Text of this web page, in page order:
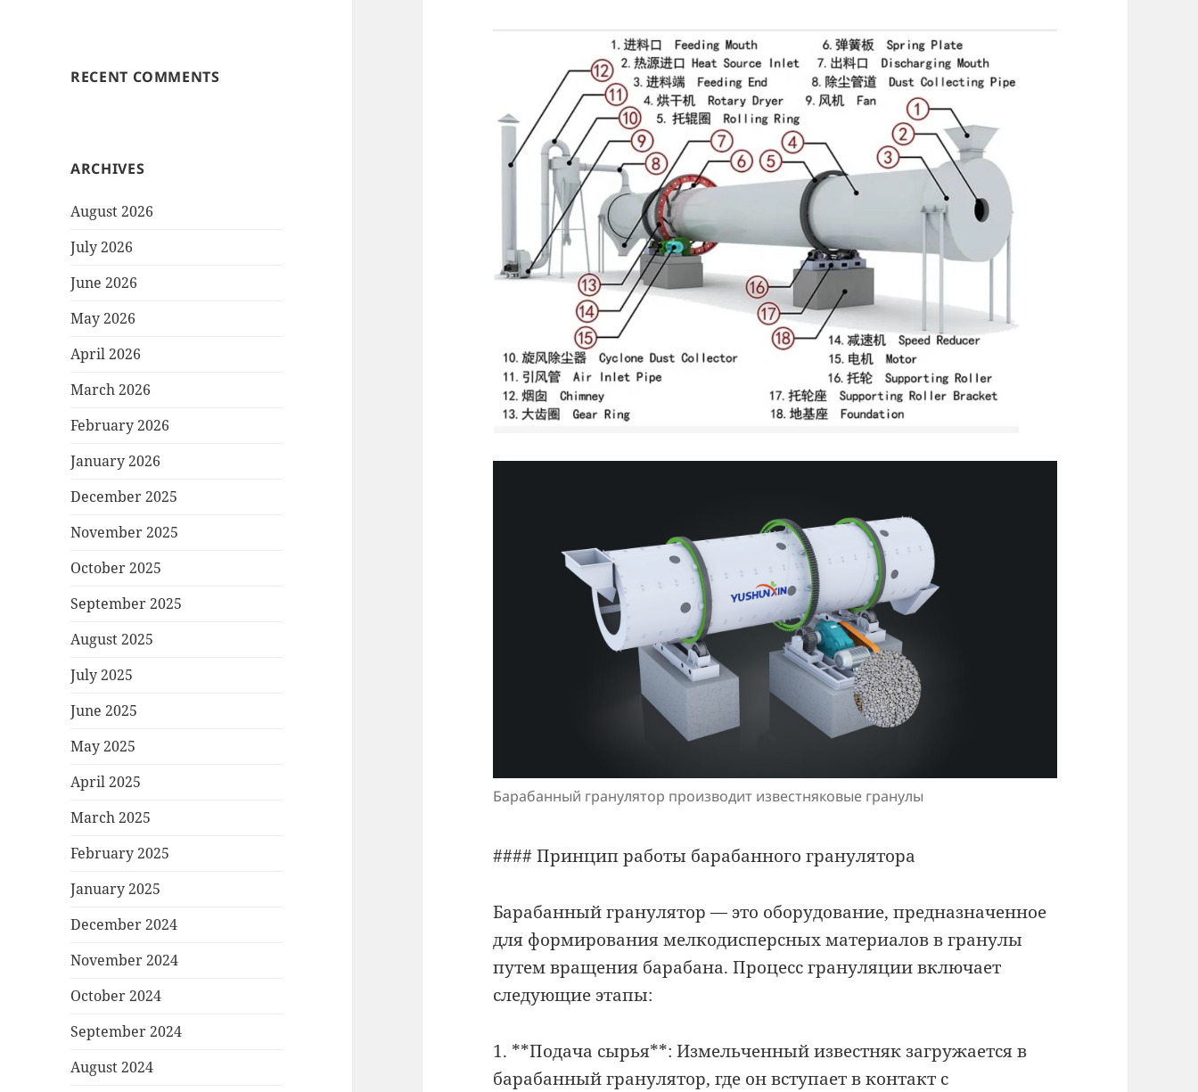
RECENT COMMENTS
ARCHIVES
August 2026
July 2026
June 2026
May 2026
April 2026
March 2026
February 2026
January 2026
December 2025
November 2025
October 2025
September 2025
August 2025
July 2025
June 2025
May 2025
April 2025
March 2025
February 2025
January 2025
December 2024
November 2024
October 2024
September 2024
August 2024
Барабанный гранулятор производит известняковые гранулы
#### Принцип работы барабанного гранулятора
Барабанный гранулятор — это оборудование, предназначенное
для формирования мелкодисперсных материалов в гранулы
путем вращения барабана. Процесс грануляции включает
следующие этапы:
1. **Подача сырья**: Измельченный известняк загружается в
барабанный гранулятор, где он вступает в контакт с